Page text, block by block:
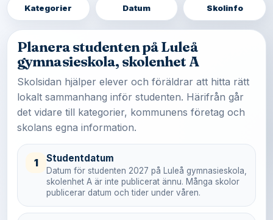
Kategorier Datum Skolinfo
Planera studenten på Luleå
gymnasieskola, skolenhet A
Skolsidan hjälper elever och föräldrar att hitta rätt
lokalt sammanhang inför studenten. Härifrån går
det vidare till kategorier, kommunens företag och
skolans egna information.
1 Studentdatum
Datum för studenten 2027 på Luleå gymnasieskola,
skolenhet A är inte publicerat ännu. Många skolor
publicerar datum och tider under våren.